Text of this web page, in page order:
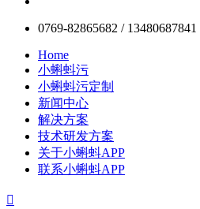
0769-82865682 / 13480687841
Home
小蝌蚪污
小蝌蚪污定制
新闻中心
解决方案
技术研发方案
关于小蝌蚪APP
联系小蝌蚪APP
